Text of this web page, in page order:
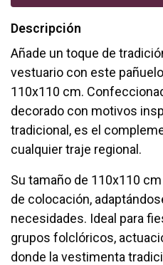
Descripción
Añade un toque de
vestuario con este
110x110 cm.
decorado con motivos
tradicional, es el
cualquier traje regional.
Su tamaño de 110x110
de colocación,
necesidades. Ideal para
grupos folclóricos,
donde la vestimenta